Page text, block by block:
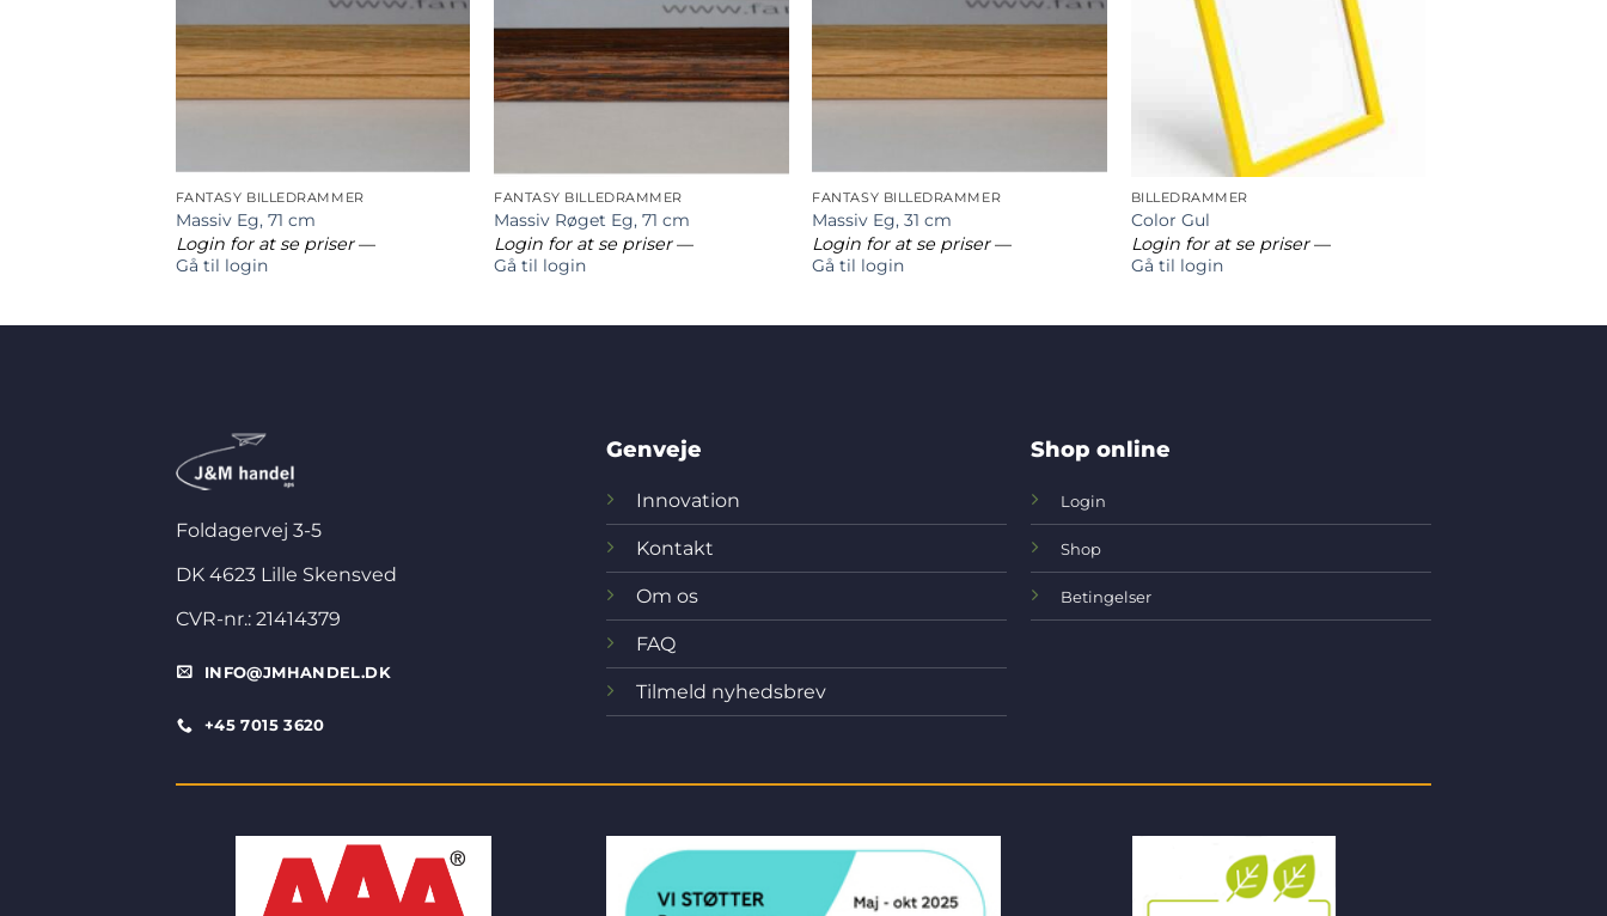
FANTASY BILLEDRAMMER
Massiv Eg, 71 cm
Login for at se priser—
Gå til login
FANTASY BILLEDRAMMER
Massiv Røget Eg, 71 cm
Login for at se priser—
Gå til login
FANTASY BILLEDRAMMER
Massiv Eg, 31 cm
Login for at se priser—
Gå til login
BILLEDRAMMER
Color Gul
Login for at se priser—
Gå til login
Foldagervej 3-5
DK 4623 Lille Skensved
CVR-nr.: 21414379
INFO@JMHANDEL.DK
+45 7015 3620
Genveje
Innovation
Kontakt
Om os
FAQ
Tilmeld nyhedsbrev
Shop online
Login
Shop
Betingelser